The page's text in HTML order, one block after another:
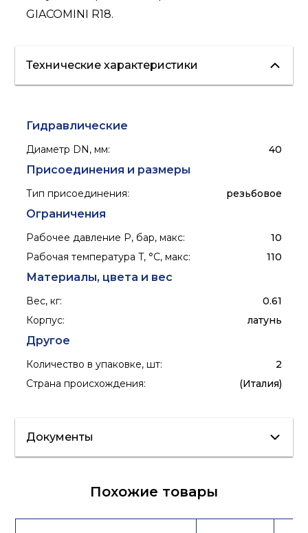
GIACOMINI R18.
Технические характеристики
Гидравлические
Диаметр DN, мм: 40
Присоединения и размеры
Тип присоединения: резьбовое
Ограничения
Рабочее давление P, бар, макс:
10
Рабочая температура T, °C, макс: 110
Материалы, цвета и вес
Вес, кг:
0.61
Корпус: латунь
Другое
Количество в упаковке, шт:
2
Страна происхождения: (Италия)
Документы
Лист данных
продукции
Похожие товары